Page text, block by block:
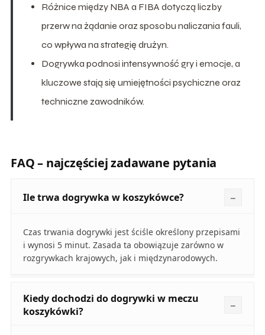
Różnice między NBA a FIBA dotyczą liczby
przerw na żądanie oraz sposobu naliczania fauli,
co wpływa na strategię drużyn.
Dogrywka podnosi intensywność gry i emocje, a
kluczowe stają się umiejętności psychiczne oraz
techniczne zawodników.
FAQ – najczęściej zadawane pytania
Ile trwa dogrywka w koszykówce?
Czas trwania dogrywki jest ściśle określony przepisami
i wynosi 5 minut. Zasada ta obowiązuje zarówno w
rozgrywkach krajowych, jak i międzynarodowych.
Kiedy dochodzi do dogrywki w meczu
koszykówki?